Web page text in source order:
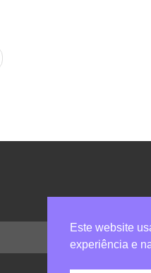
Este website
experiência e